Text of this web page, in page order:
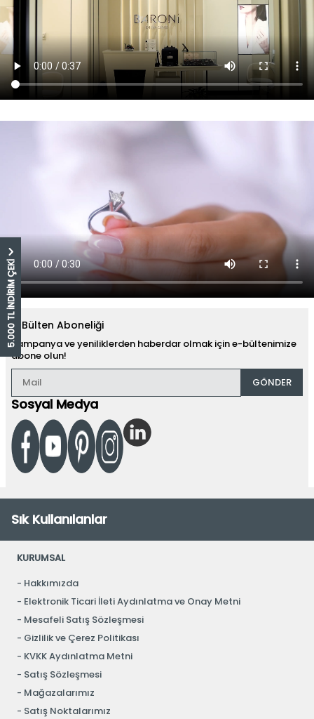
5.000 TL İNDİRİM ÇEKİE-Bülten Aboneliği
Kampanya ve yeniliklerden haberdar olmak için e-bültenimize
abone olun!
GÖNDER
Sosyal Medya
Sık Kullanılanlar
KURUMSAL
Hakkımızda
Elektronik Ticari İleti Aydınlatma ve Onay Metni
Mesafeli Satış Sözleşmesi
Gizlilik ve Çerez Politikası
KVKK Aydınlatma Metni
Satış Sözleşmesi
Mağazalarımız
Satış Noktalarımız